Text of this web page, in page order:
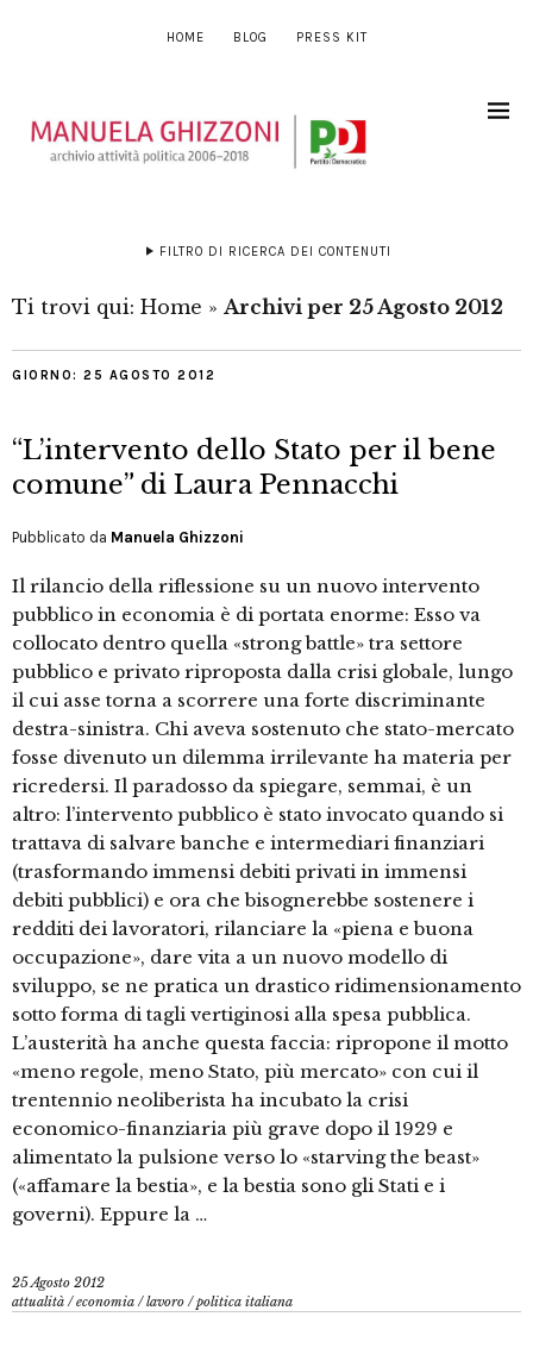
HOME BLOG PRESS KIT
FILTRO DI RICERCA DEI CONTENUTI
Ti trovi qui: Home » Archivi per 25 Agosto 2012
GIORNO: 25 AGOSTO 2012
“L’intervento dello Stato per il bene
comune” di Laura Pennacchi
Pubblicato da Manuela Ghizzoni
Il rilancio della riflessione su un nuovo intervento
pubblico in economia è di portata enorme: Esso va
collocato dentro quella «strong battle» tra settore
pubblico e privato riproposta dalla crisi globale, lungo
il cui asse torna a scorrere una forte discriminante
destra-sinistra. Chi aveva sostenuto che stato-mercato
fosse divenuto un dilemma irrilevante ha materia per
ricredersi. Il paradosso da spiegare, semmai, è un
altro: l’intervento pubblico è stato invocato quando si
trattava di salvare banche e intermediari finanziari
(trasformando immensi debiti privati in immensi
debiti pubblici) e ora che bisognerebbe sostenere i
redditi dei lavoratori, rilanciare la «piena e buona
occupazione», dare vita a un nuovo modello di
sviluppo, se ne pratica un drastico ridimensionamento
sotto forma di tagli vertiginosi alla spesa pubblica.
L’austerità ha anche questa faccia: ripropone il motto
«meno regole, meno Stato, più mercato» con cui il
trentennio neoliberista ha incubato la crisi
economico-finanziaria più grave dopo il 1929 e
alimentato la pulsione verso lo «starving the beast»
(«affamare la bestia», e la bestia sono gli Stati e i
governi). Eppure la …
25 Agosto 2012
attualità /economia /lavoro /politica italiana